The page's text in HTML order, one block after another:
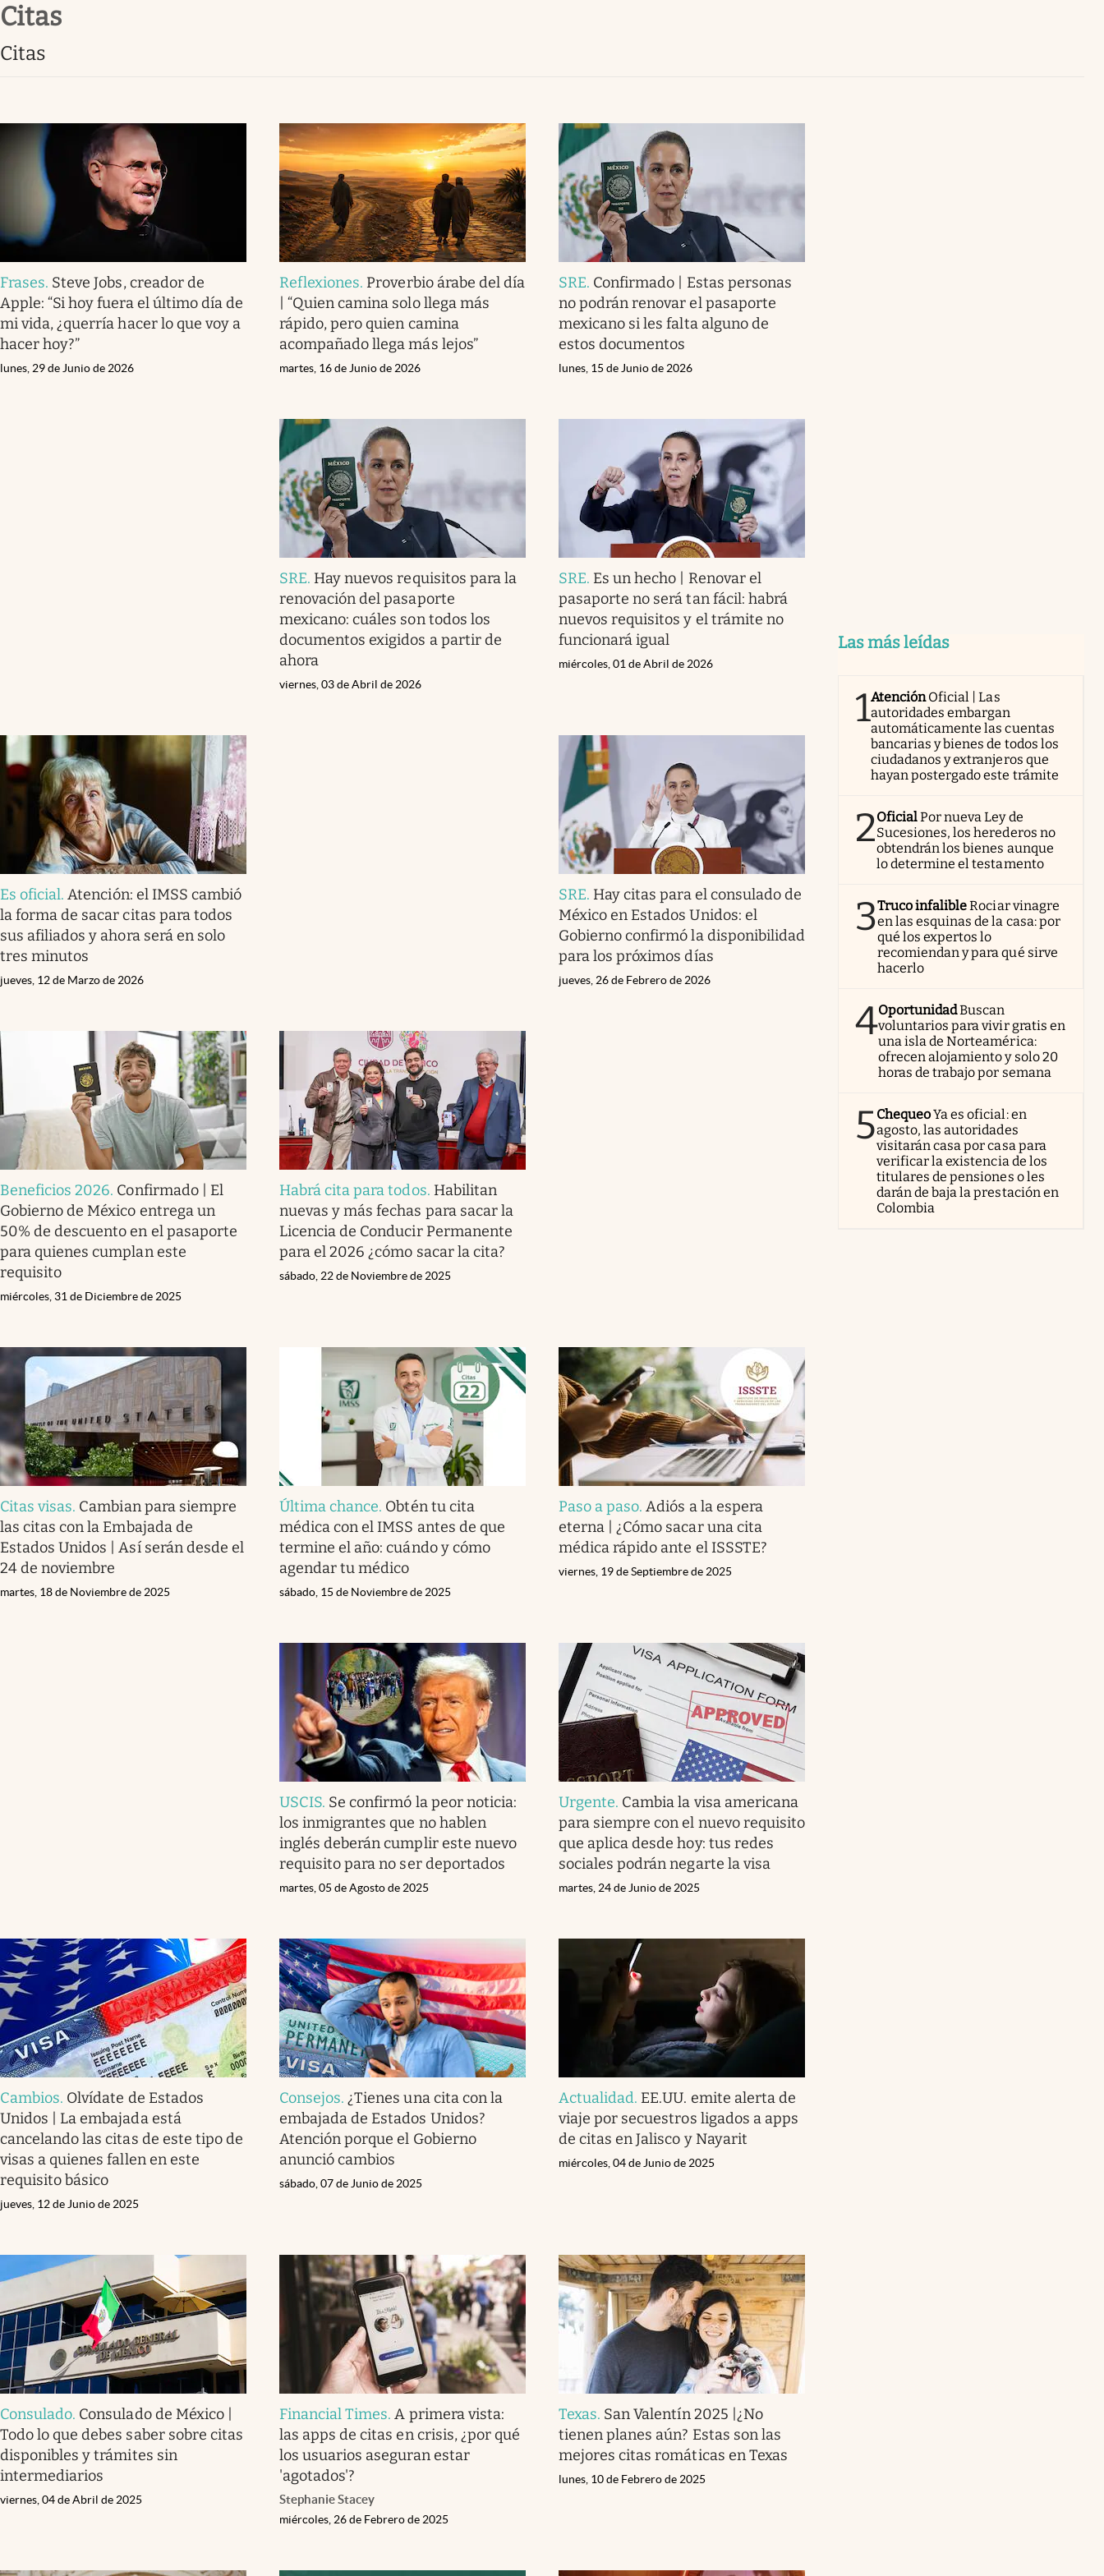
Infotechnology
Eventos Corporativos
El Cronista Studio
abre en nueva pestaña
citas
citas
Frases. Steve Jobs, creador de
Apple: “Si hoy fuera el último día de
mi vida, ¿querría hacer lo que voy a
hacer hoy?”
lunes, 29 de Junio de 2026
Reflexiones. Proverbio árabe del día
| “Quien camina solo llega más
rápido, pero quien camina
acompañado llega más lejos”
martes, 16 de Junio de 2026
SRE. Confirmado | Estas personas
no podrán renovar el pasaporte
mexicano si les falta alguno de
estos documentos
lunes, 15 de Junio de 2026
SRE. Hay nuevos requisitos para la
renovación del pasaporte
mexicano: cuáles son todos los
documentos exigidos a partir de
ahora
viernes, 03 de Abril de 2026
SRE. Es un hecho | Renovar el
pasaporte no será tan fácil: habrá
nuevos requisitos y el trámite no
funcionará igual
miércoles, 01 de Abril de 2026
Es oficial.Atención: el IMSS cambió
la forma de sacar citas para todos
sus afiliados y ahora será en solo
tres minutos
jueves, 12 de Marzo de 2026
SRE. Hay citas para el consulado de
México en Estados Unidos: el
Gobierno confirmó la disponibilidad
para los próximos días
jueves, 26 de Febrero de 2026
Beneficios 2026. Confirmado | El
Gobierno de México entrega un
50% de descuento en el pasaporte
para quienes cumplan este
requisito
miércoles, 31 de Diciembre de 2025
Habrá cita para todos. Habilitan
nuevas y más fechas para sacar la
Licencia de Conducir Permanente
para el 2026 ¿cómo sacar la cita?
sábado, 22 de Noviembre de 2025
Citas visas. Cambian para siempre
las citas con la Embajada de
Estados Unidos | Así serán desde el
24 de noviembre
martes, 18 de Noviembre de 2025
Última chance. Obtén tu cita
médica con el IMSS antes de que
termine el año: cuándo y cómo
agendar tu médico
sábado, 15 de Noviembre de 2025
Paso a paso.Adiós a la espera
eterna | ¿Cómo sacar una cita
médica rápido ante el ISSSTE?
viernes, 19 de Septiembre de 2025
USCIS. Se confirmó la peor noticia:
los inmigrantes que no hablen
inglés deberán cumplir este nuevo
requisito para no ser deportados
martes, 05 de Agosto de 2025
Urgente. Cambia la visa americana
para siempre con el nuevo requisito
que aplica desde hoy: tus redes
sociales podrán negarte la visa
martes, 24 de Junio de 2025
Cambios. Olvídate de Estados
Unidos | La embajada está
cancelando las citas de este tipo de
visas a quienes fallen en este
requisito básico
jueves, 12 de Junio de 2025
Consejos. ¿Tienes una cita con la
embajada de Estados Unidos?
Atención porque el Gobierno
anunció cambios
sábado, 07 de Junio de 2025
Actualidad. EE.UU. emite alerta de
viaje por secuestros ligados a apps
de citas en Jalisco y Nayarit
miércoles, 04 de Junio de 2025
Consulado. Consulado de México |
Todo lo que debes saber sobre citas
disponibles y trámites sin
intermediarios
viernes, 04 de Abril de 2025
Financial Times.A primera vista:
las apps de citas en crisis, ¿por qué
los usuarios aseguran estar
'agotados'?
Stephanie Stacey
miércoles, 26 de Febrero de 2025
Texas. San Valentín 2025 |¿No
tienen planes aún? Estas son las
mejores citas romáticas en Texas
lunes, 10 de Febrero de 2025
Las más leídas
1AtenciónOficial | Las
autoridades embargan
automáticamente las cuentas
bancarias y bienes de todos los
ciudadanos y extranjeros que
hayan postergado este trámite
2OficialPor nueva Ley de
Sucesiones, los herederos no
obtendrán los bienes aunque
lo determine el testamento
3Truco infalibleRociar vinagre
en las esquinas de la casa: por
qué los expertos lo
recomiendan y para qué sirve
hacerlo
4OportunidadBuscan
voluntarios para vivir gratis en
una isla de Norteamérica:
ofrecen alojamiento y solo 20
horas de trabajo por semana
5ChequeoYa es oficial: en
agosto, las autoridades
visitarán casa por casa para
verificar la existencia de los
titulares de pensiones o les
darán de baja la prestación en
Colombia